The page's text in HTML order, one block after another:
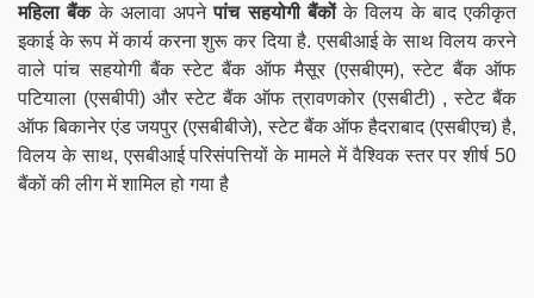
महिला बैंकके अलावा अपनेपांच सहयोगी बैंकोंके विलय के बाद एकीकृत
इकाई के रूप में कार्य करना शुरू कर दिया है.एसबीआई के साथ विलय करने
वाले पांच सहयोगी बैंकस्टेट बैंक ऑफ मैसूर (एसबीएम), स्टेट बैंक ऑफ
पटियाला (एसबीपी) और स्टेट बैंक ऑफ त्रावणकोर (एसबीटी) , स्टेट बैंक
ऑफ बिकानेर एंड जयपुर (एसबीबीजे), स्टेट बैंक ऑफ हैदराबाद (एसबीएच) है,
विलय के साथ, एसबीआई परिसंपत्तियों के मामले में वैश्विक स्तर पर शीर्ष 50
बैंकों की लीग में शामिल हो गया है